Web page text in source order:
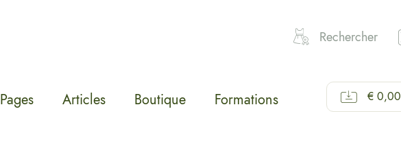
Rechercher
Pages Articles Boutique Formations € 0,00